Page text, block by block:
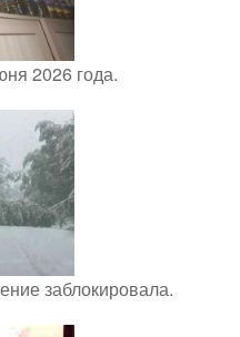
2026 года.
заблокировала.